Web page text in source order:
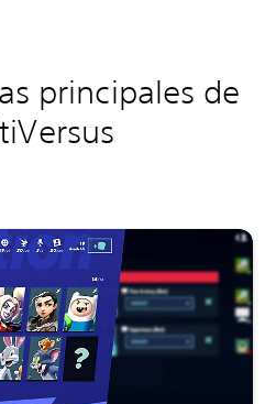
principales de